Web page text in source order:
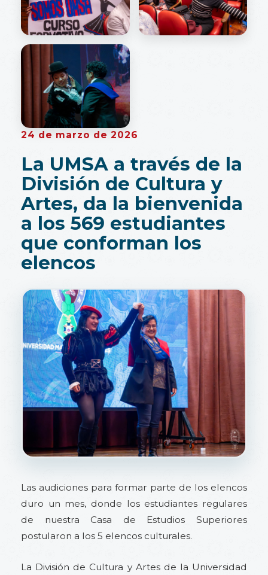
24 de marzo de 2026
La UMSA a través de la
División de Cultura y
Artes, da la bienvenida
a los 569 estudiantes
que conforman los
elencos
Las audiciones para formar parte de los elencos
duro un mes, donde los estudiantes regulares
de nuestra Casa de Estudios Superiores
postularon a los 5 elencos culturales.
La División de Cultura y Artes de la Universidad